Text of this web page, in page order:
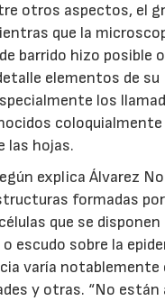
otros aspectos, el
que la
barrido hizo posible
elementos de su
los
las hojas.
explica Álvarez
formadas por
que se disponen
escudo sobre la
varía notablemente
y otras. “No están